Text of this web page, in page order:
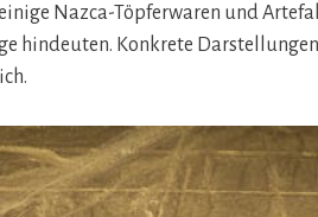
Nazca-Töpferwaren und
hindeuten. Konkrete